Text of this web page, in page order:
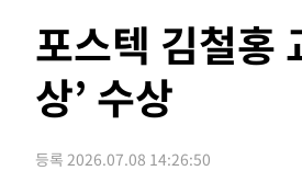
갈 수도
-966초 전 > 낮 최고 37도 찜통더위…곳
12분 전 >
SK하이닉스, 용인·청주 팹에
1시간 전 >여자배구 이재영·이다영 자매,
1시간 전 >[속보]코스닥, 2.86포인트
포스텍 김철홍
상’ 수상
등록 2026.07.08 14:26:50